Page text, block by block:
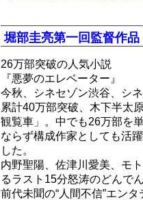
堀部圭亮第一回監督作
26万部突破の人気小説
『悪夢のエレベーター』
今秋、シネセゾン渋谷、シ
累計40万部突破、木下半太
観覧車」。中でも26万部を
ならず構成作家としても活
した。
内野聖陽、佐津川愛美、モ
るラスト15分怒涛のどんでん
前代未聞の“人間不信”エン